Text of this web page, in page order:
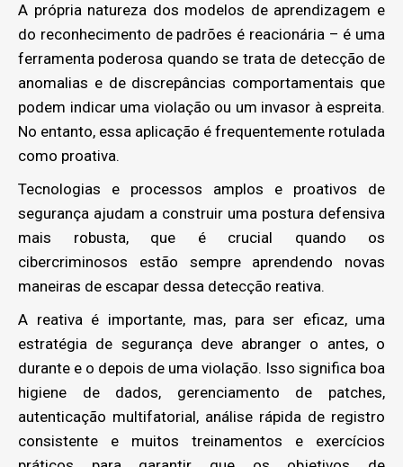
A própria natureza dos modelos de aprendizagem e
do reconhecimento de padrões é reacionária – é uma
ferramenta poderosa quando se trata de detecção de
anomalias e de discrepâncias comportamentais que
podem indicar uma violação ou um invasor à espreita.
No entanto, essa aplicação é frequentemente rotulada
como proativa.
Tecnologias e processos amplos e proativos de
segurança ajudam a construir uma postura defensiva
mais robusta, que é crucial quando os
cibercriminosos estão sempre aprendendo novas
maneiras de escapar dessa detecção reativa.
A reativa é importante, mas, para ser eficaz, uma
estratégia de segurança deve abranger o antes, o
durante e o depois de uma violação. Isso significa boa
higiene de dados, gerenciamento de patches,
autenticação multifatorial, análise rápida de registro
consistente e muitos treinamentos e exercícios